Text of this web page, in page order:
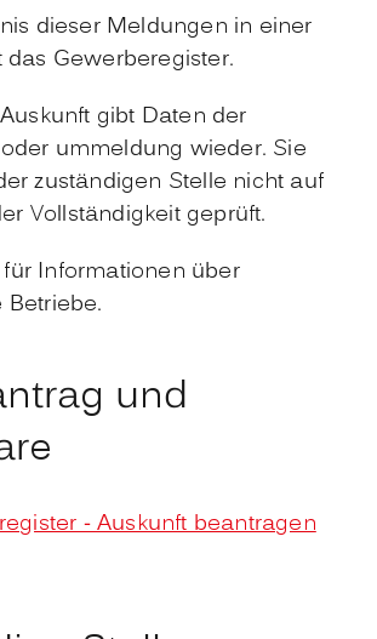
dieser Meldungen in einer
Gewerberegister.
gibt Daten der
ummeldung wieder. Sie
zuständigen Stelle nicht auf
Vollständigkeit geprüft.
Informationen über
und
- Auskunft beantragen